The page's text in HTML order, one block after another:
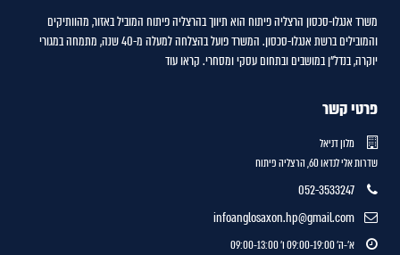
משרד אנגלו-סכסון הרצליה פיתוח הוא תיווך בהרצליה פיתוח המוביל באזור, מהוותיקים
והמובילים ברשת אנגלו-סכסון. המשרד פועל בהצלחה למעלה מ-40 שנה, מתמחה במגורי
יוקרה, בנדל"ן במושבים ובתחום עסקי ומסחרי. קראו עוד
פרטי קשר
מלון דניאל
שדרות אלי לנדאו 60, הרצליה פיתוח
052-3533247
infoanglosaxon.hp@gmail.com
א'-ה' 09:00-19:00 ו' 09:00-13:00